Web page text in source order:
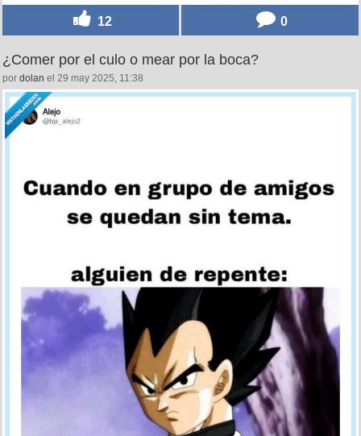
12 0
¿Comer por el culo o mear por la boca?
por dolan el 29 may 2025, 11:38